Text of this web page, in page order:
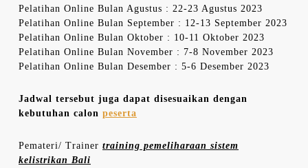
Pelatihan Online Bulan Agustus : 22-23 Agustus 2023
Pelatihan Online Bulan September : 12-13 September 2023
Pelatihan Online Bulan Oktober : 10-11 Oktober 2023
Pelatihan Online Bulan November : 7-8 November 2023
Pelatihan Online Bulan Desember : 5-6 Desember 2023
Jadwal tersebut juga dapat disesuaikan dengan
kebutuhan calon peserta
Pemateri/ Trainer training pemeliharaan sistem
kelistrikan Bali